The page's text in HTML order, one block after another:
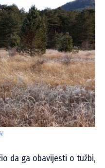
da ga obavijesti o tužbi,